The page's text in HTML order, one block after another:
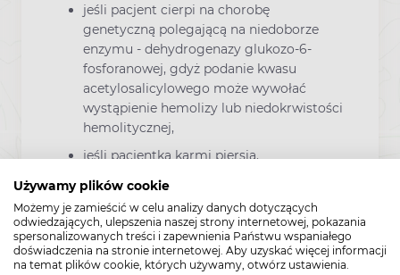
Używamy plików cookie
Możemy je zamieścić w celu analizy danych dotyczących
odwiedzających, ulepszenia naszej strony internetowej, pokazania
spersonalizowanych treści i zapewnienia Państwu wspaniałego
doświadczenia na stronie internetowej. Aby uzyskać więcej informacji
na temat plików cookie, których używamy, otwórz ustawienia.
jeśli pacjent cierpi na chorobę
genetyczną polegającą na niedoborze
enzymu - dehydrogenazy glukozo-6-
fosforanowej, gdyż podanie kwasu
acetylosalicylowego może wywołać
wystąpienie hemolizy lub niedokrwistości
hemolitycznej,
jeśli pacjentka karmi piersią.
Nie należy stosować leków zawierających
kwas acetylosalicylowy u kobiet w pierwszym
i drugim trymestrze ciąży, chyba że jest to
bezwzględnie konieczne.